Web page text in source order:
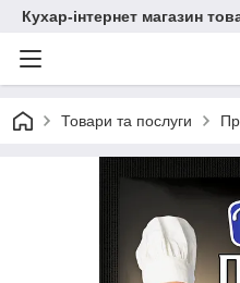
Кухар-інтернет магазин
Товари та послуги